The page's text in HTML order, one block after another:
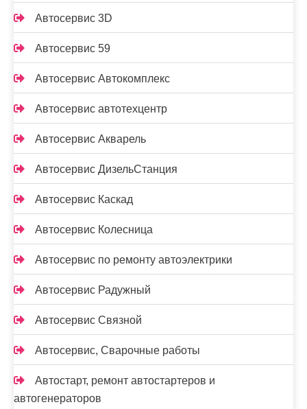
Автосервис 3D
Автосервис 59
Автосервис Автокомплекс
Автосервис автотехцентр
Автосервис Акварель
Автосервис ДизельСтанция
Автосервис Каскад
Автосервис Колесница
Автосервис по ремонту автоэлектрики
Автосервис Радужный
Автосервис Связной
Автосервис, Сварочные работы
Автостарт, ремонт автостартеров и
автогенераторов